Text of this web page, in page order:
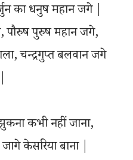
का धनुष महान जगे |
पौरुष पुरुष महान जगे,
चन्द्रगुप्त बलवान जगे
कभी नहीं जाना,
केसरिया बाना |